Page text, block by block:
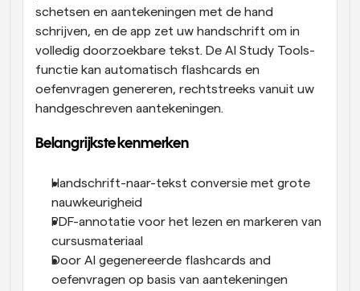
schetsen en aantekeningen met de hand
schrijven, en de app zet uw handschrift om in
volledig doorzoekbare tekst. De AI Study Tools-
functie kan automatisch flashcards en
oefenvragen genereren, rechtstreeks vanuit uw
handgeschreven aantekeningen.
Belangrijkste kenmerken
Handschrift-naar-tekst conversie met grote
nauwkeurigheid
PDF-annotatie voor het lezen en markeren van
cursusmateriaal
Door AI gegenereerde flashcards and
oefenvragen op basis van aantekeningen